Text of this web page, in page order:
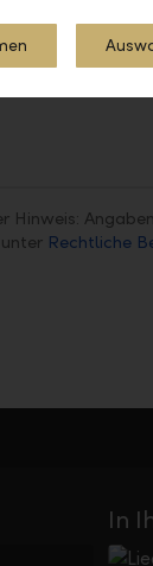
Hinweis:
Rechtliche
In